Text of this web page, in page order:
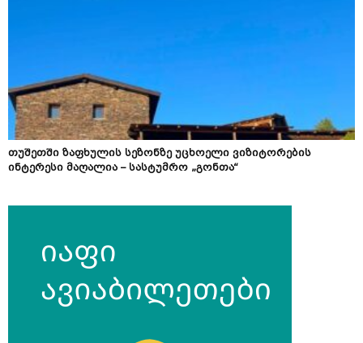
თუშეთში ზაფხულის სეზონზე უცხოელი ვიზიტორების
ინტერესი მაღალია – სასტუმრო „გონთა“